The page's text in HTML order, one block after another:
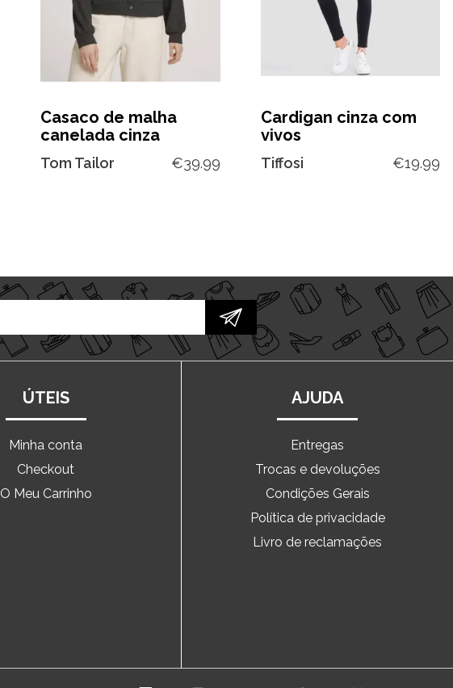
Casaco de malha
canelada cinza
Tom Tailor €39.99
Cardigan cinza com
vivos
Tiffosi €19.99
ÚTEIS
Minha conta
Checkout
O Meu Carrinho
AJUDA
Entregas
Trocas e devoluções
Condições Gerais
Política de privacidade
Livro de reclamações